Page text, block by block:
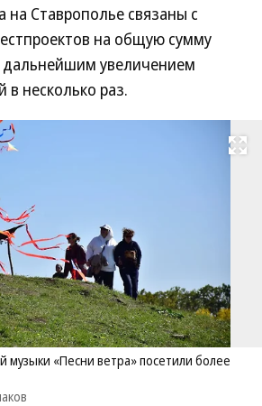
на Ставрополье связаны с
на общую сумму
дальнейшим увеличением
несколько раз.
Развернуть
музыки «Песни ветра» посетили более